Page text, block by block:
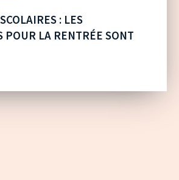
: LES
POUR LA RENTRÉE SONT